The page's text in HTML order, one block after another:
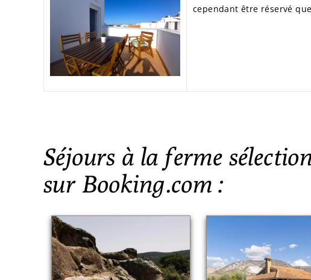
cependant être réservé
Séjours à la ferme
sur Booking.com :